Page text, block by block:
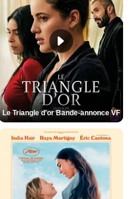
Le Triangle d'or Bande-annonce VF